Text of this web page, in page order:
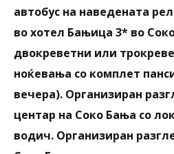
автобус на наведената
во хотел Бањица 3* во
двокреветни или
ноќевања со комплет
вечера). Организиран
центар на Соко Бања со
водич. Организиран